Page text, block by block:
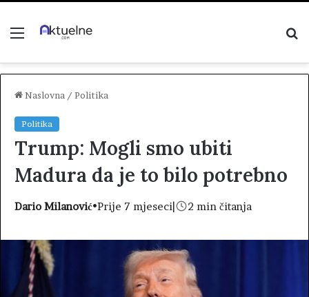
Menu
Naslovna / Politika
Politika
Trump: Mogli smo ubiti
Madura da je to bilo potrebno
Dario Milanović•Prije 7 mjeseci| 2 min čitanja